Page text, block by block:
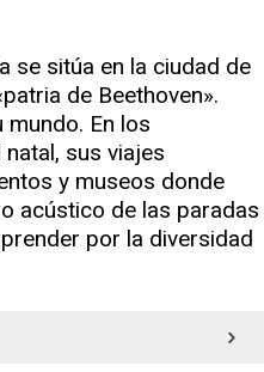
se sitúa en la ciudad de
de Beethoven».
En los
sus viajes
y museos donde
acústico de las paradas
por la diversidad